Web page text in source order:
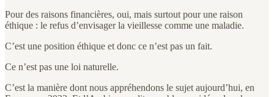
Pour des raisons financières, oui, mais surtout pour une raison
éthique : le refus d’envisager la vieillesse comme une maladie.
C’est une position éthique et donc ce n’est pas un fait.
Ce n’est pas une loi naturelle.
C’est la manière dont nous appréhendons le sujet aujourd’hui, en